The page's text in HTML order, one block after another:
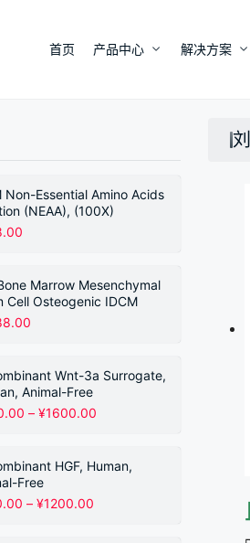
首页 产品中心 解决方案
Non-Essential Amino Acids
(NEAA), (100X)
Marrow Mesenchymal
Cell Osteogenic IDCM
Wnt-3a Surrogate,
Animal-Free
– ¥1600.00
围：
¥300.00
HGF, Human,
Free
– ¥1200.00